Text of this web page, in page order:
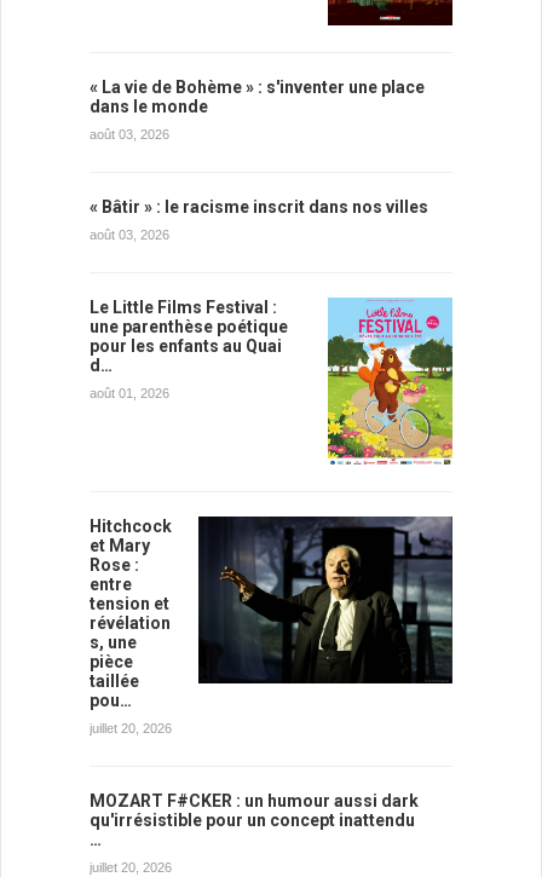
« La vie de Bohème » : s'inventer une place
dans le monde
août 03, 2026
« Bâtir » : le racisme inscrit dans nos villes
août 03, 2026
Le Little Films Festival :
une parenthèse poétique
pour les enfants au Quai
d…
août 01, 2026
Hitchcock
et Mary
Rose :
entre
tension et
révélation
s, une
pièce
taillée
pou…
juillet 20, 2026
MOZART F#CKER : un humour aussi dark
qu'irrésistible pour un concept inattendu
…
juillet 20, 2026